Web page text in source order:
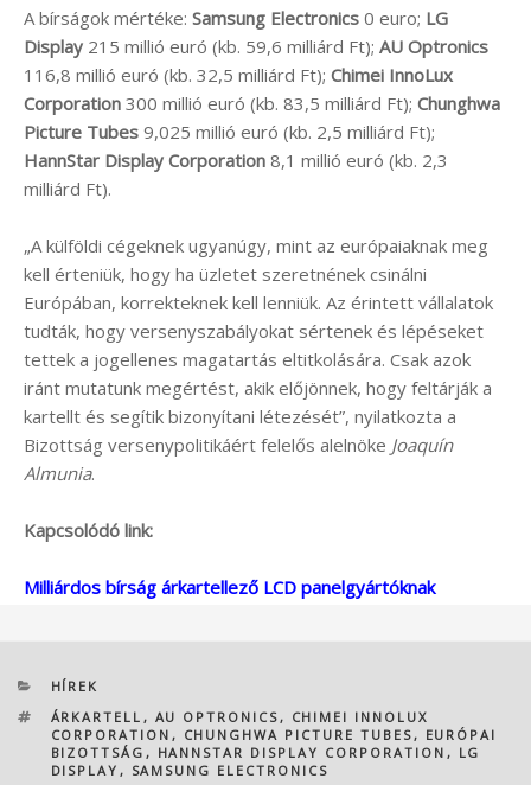
A bírságok mértéke: Samsung Electronics 0 euro; LG
Display 215 millió euró (kb. 59,6 milliárd Ft); AU Optronics
116,8 millió euró (kb. 32,5 milliárd Ft); Chimei InnoLux
Corporation 300 millió euró (kb. 83,5 milliárd Ft); Chunghwa
Picture Tubes 9,025 millió euró (kb. 2,5 milliárd Ft);
HannStar Display Corporation 8,1 millió euró (kb. 2,3
milliárd Ft).
„A külföldi cégeknek ugyanúgy, mint az európaiaknak meg
kell érteniük, hogy ha üzletet szeretnének csinálni
Európában, korrekteknek kell lenniük. Az érintett vállalatok
tudták, hogy versenyszabályokat sértenek és lépéseket
tettek a jogellenes magatartás eltitkolására. Csak azok
iránt mutatunk megértést, akik előjönnek, hogy feltárják a
kartellt és segítik bizonyítani létezését”, nyilatkozta a
Bizottság versenypolitikáért felelős alelnöke Joaquín
Almunia.
Kapcsolódó link:
Milliárdos bírság árkartellező LCD panelgyártóknak
KATEGÓRIÁK
HÍREK
CÍMKÉK
ÁRKARTELL , AU OPTRONICS , CHIMEI INNOLUX
CORPORATION , CHUNGHWA PICTURE TUBES , EURÓPAI
BIZOTTSÁG , HANNSTAR DISPLAY CORPORATION , LG
DISPLAY , SAMSUNG ELECTRONICS